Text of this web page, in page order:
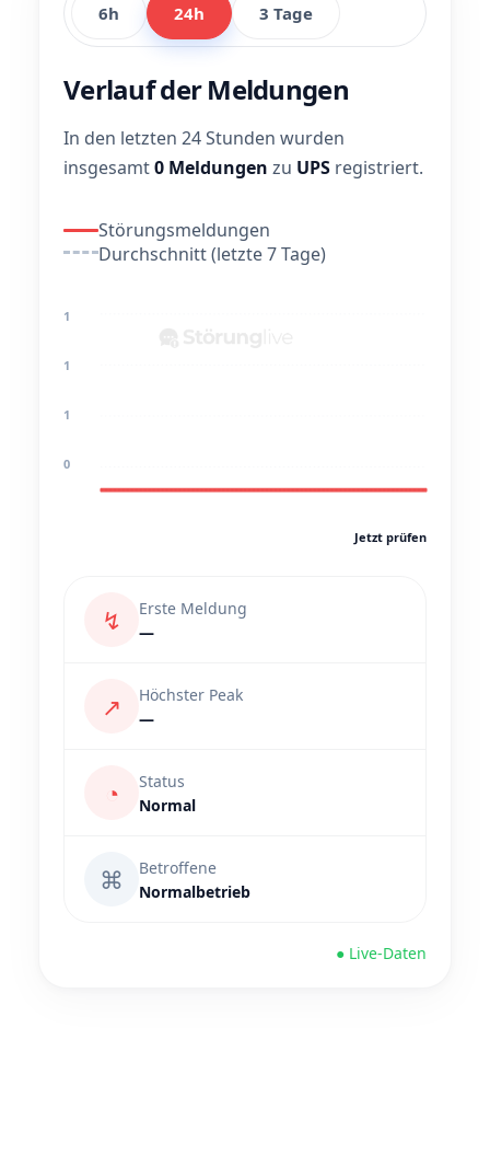
6h 24h 3 Tage
Verlauf der Meldungen
In den letzten 24 Stunden wurden
insgesamt0 Meldungen zu UPS registriert.
Störungsmeldungen
Durchschnitt (letzte 7 Tage)
1
1
1
0
Jetzt prüfen
↯
Erste Meldung
—
↗
Höchster Peak
—
◔
Status
Normal
⌘
Betroffene
Normalbetrieb
● Live-Daten